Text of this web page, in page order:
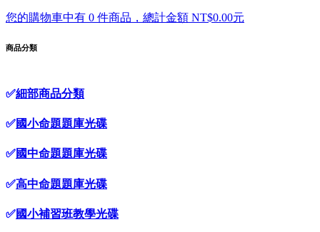
您的購物車中有 0 件商品，總計金額 NT$0.00元
商品分類
✅細部商品分類
✅國小命題題庫光碟
✅國中命題題庫光碟
✅高中命題題庫光碟
✅國小補習班教學光碟